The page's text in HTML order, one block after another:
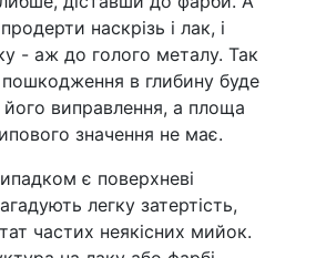
наскрізь і лак, і
- аж до голого металу. Так
пошкодження в глибину буде
виправлення, а площа
значення не має.
є поверхневі
легку затертість,
частих неякісних мийок.